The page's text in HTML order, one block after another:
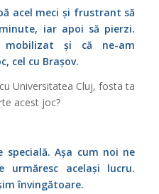
acel meci și frustrant să
iar apoi să pierzi.
și că ne-am
cel cu Brașov.
Universitatea Cluj, fosta ta
acest joc?
specială. Așa cum noi ne
același lucru.
învingătoare.